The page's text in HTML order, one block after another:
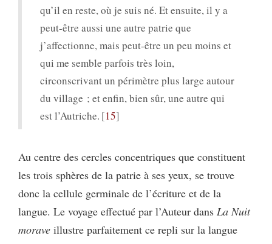
qu’il en reste, où je suis né. Et ensuite, il y a
peut-être aussi une autre patrie que
j’affectionne, mais peut-être un peu moins et
qui me semble parfois très loin,
circonscrivant un périmètre plus large autour
du village ; et enfin, bien sûr, une autre qui
est l’Autriche. 15
Au centre des cercles concentriques que constituent
les trois sphères de la patrie à ses yeux, se trouve
donc la cellule germinale de l’écriture et de la
langue. Le voyage effectué par l’Auteur dans La Nuit
morave illustre parfaitement ce repli sur la langue